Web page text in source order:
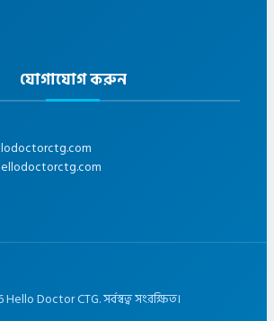
যোগাযোগ করুন
Hello Doctor CTG. সর্বস্বত্ব সংরক্ষিত।